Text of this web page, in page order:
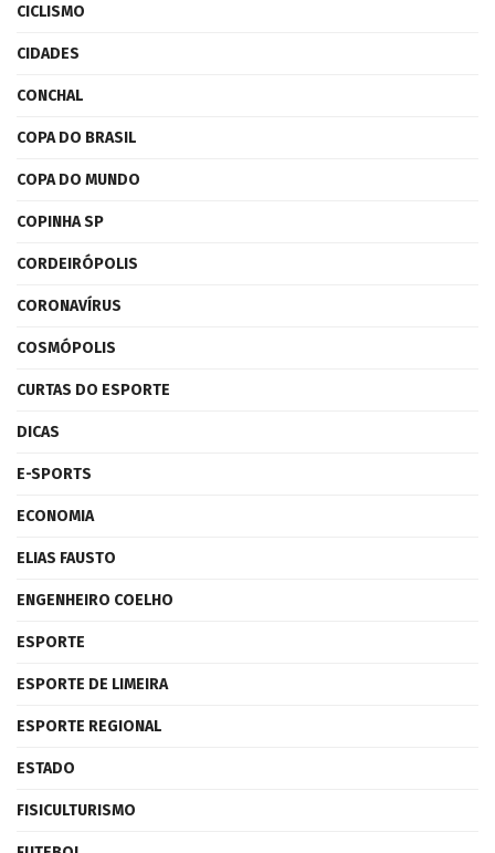
CICLISMO
CIDADES
CONCHAL
COPA DO BRASIL
COPA DO MUNDO
COPINHA SP
CORDEIRÓPOLIS
CORONAVÍRUS
COSMÓPOLIS
CURTAS DO ESPORTE
DICAS
E-SPORTS
ECONOMIA
ELIAS FAUSTO
ENGENHEIRO COELHO
ESPORTE
ESPORTE DE LIMEIRA
ESPORTE REGIONAL
ESTADO
FISICULTURISMO